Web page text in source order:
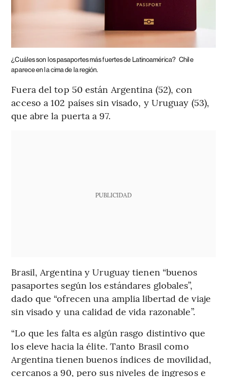
¿Cuáles son los pasaportes más fuertes de Latinoamérica? Chile
aparece en la cima de la región.
Fuera del top 50 están Argentina (52), con
acceso a 102 países sin visado, y Uruguay (53),
que abre la puerta a 97.
PUBLICIDAD
Brasil, Argentina y Uruguay tienen “buenos
pasaportes según los estándares globales”,
dado que “ofrecen una amplia libertad de viaje
sin visado y una calidad de vida razonable”.
“Lo que les falta es algún rasgo distintivo que
los eleve hacia la élite. Tanto Brasil como
Argentina tienen buenos índices de movilidad,
cercanos a 90, pero sus niveles de ingresos e